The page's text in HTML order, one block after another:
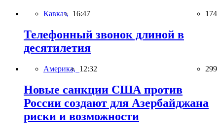
Кавказ, 16:47 174
Телефонный звонок длиной в
десятилетия
Америка, 12:32 299
Новые санкции США против
России создают для Азербайджана
риски и возможности